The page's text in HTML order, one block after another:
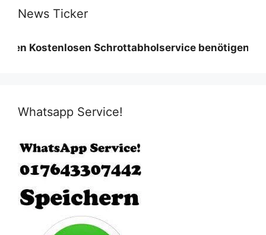
News Ticker
Schrottabholservice benötigen wir eine
Whatsapp Service!